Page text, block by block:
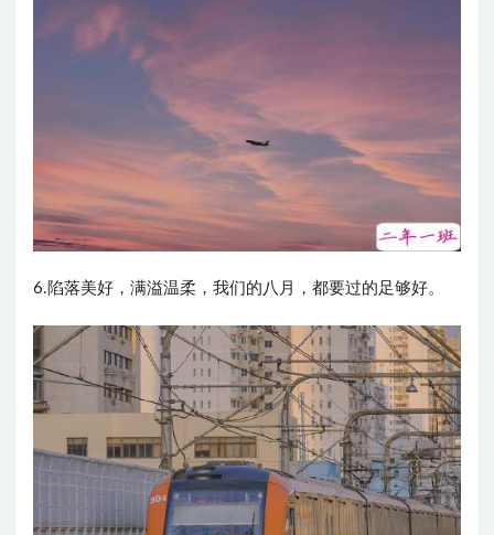
6.陷落美好，满溢温柔，我们的八月，都要过的足够好。